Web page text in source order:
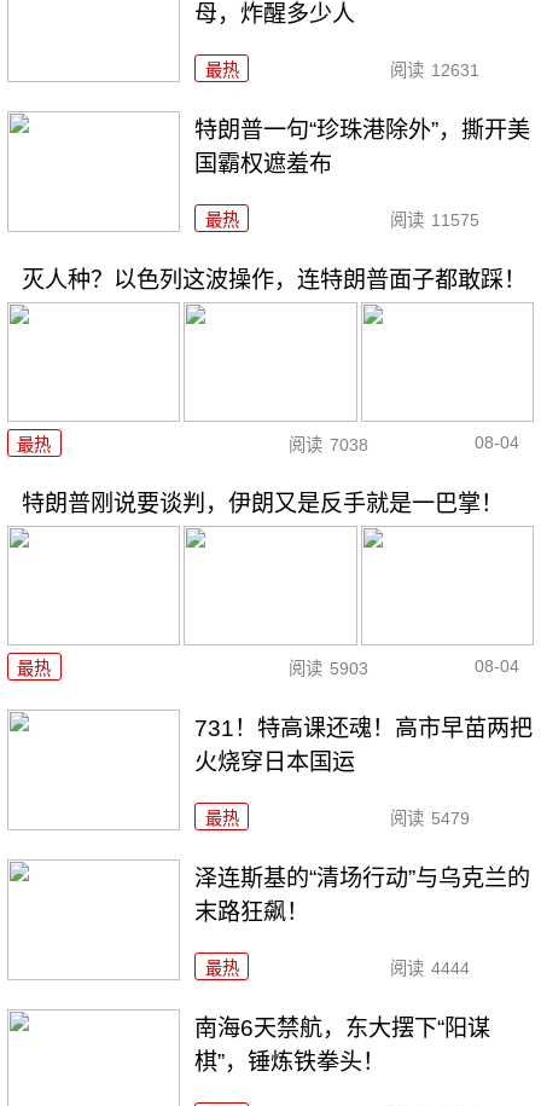
母，炸醒多少人
最热 阅读 12631
特朗普一句“珍珠港除外”，撕开美
国霸权遮羞布
最热 阅读 11575
灭人种？以色列这波操作，连特朗普面子都敢踩！
最热 阅读 7038 08-04
特朗普刚说要谈判，伊朗又是反手就是一巴掌！
最热 阅读 5903 08-04
731！特高课还魂！高市早苗两把
火烧穿日本国运
最热 阅读 5479
泽连斯基的“清场行动”与乌克兰的
末路狂飙！
最热 阅读 4444
南海6天禁航，东大摆下“阳谋
棋”，锤炼铁拳头！